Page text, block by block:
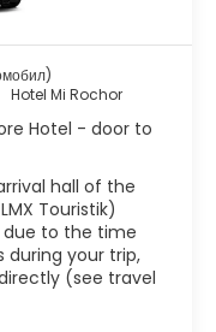
искате да се
цветни
Освен пазаруването,
е дом на различни
комбинация от
градове в
добро пазаруване
в една топ
Hotel Mi Rochor
Hotel - door to
hall of the
Touristik)
due to the time
your trip,
(see travel